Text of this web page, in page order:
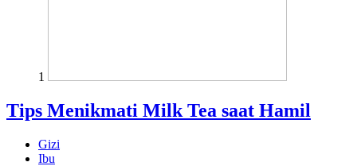
1
Tips Menikmati Milk Tea saat Hamil
Gizi
Ibu